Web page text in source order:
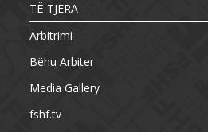
TË TJERA
Arbitrimi
Bëhu Arbiter
Media Gallery
fshf.tv